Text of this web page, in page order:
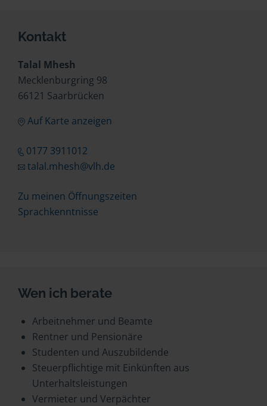
Kontakt
Talal Mhesh
Mecklenburgring 98
66121 Saarbrücken
Auf Karte anzeigen
0177 3911012
talal.mhesh@vlh.de
Zu meinen Öffnungszeiten
Sprachkenntnisse
Wen ich berate
Arbeitnehmer und Beamte
Rentner und Pensionäre
Studenten und Auszubildende
Steuerpflichtige mit Einkünften aus
Unterhaltsleistungen
Vermieter und Verpächter